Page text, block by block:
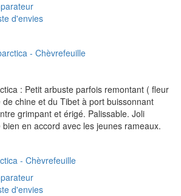
d'envies
: Petit arbuste parfois remontant ( fleur
chine et du Tibet à port buissonnant
grimpant et érigé. Palissable. Joli
en accord avec les jeunes rameaux.
- Chèvrefeuille
d'envies